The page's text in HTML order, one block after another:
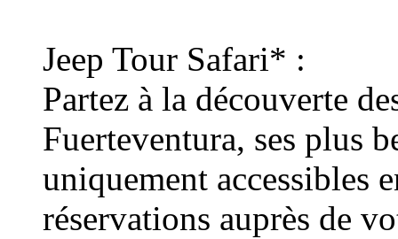
Jeep Tour Safari* :
Partez à la découverte
Fuerteventura, ses plus
uniquement accessibles
réservations auprès de